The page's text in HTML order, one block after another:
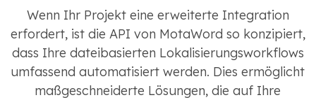
Wenn Ihr Projekt eine erweiterte Integration
erfordert, ist die API von MotaWord so konzipiert,
dass Ihre dateibasierten Lokalisierungsworkflows
umfassend automatisiert werden. Dies ermöglicht
maßgeschneiderte Lösungen, die auf Ihre